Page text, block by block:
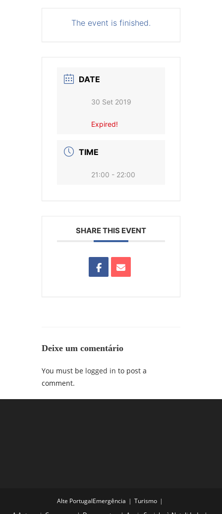
The event is finished.
DATE
30 Set 2019
Expired!
TIME
21:00 - 22:00
SHARE THIS EVENT
Deixe um comentário
You must be logged in to post a
comment.
Alte PortugalEmergência
Turismo